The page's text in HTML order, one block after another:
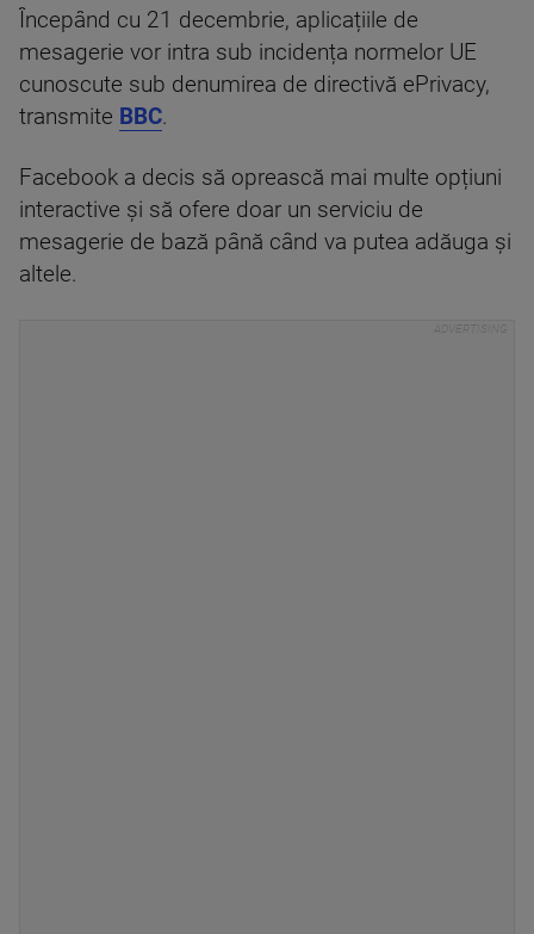
Începând cu 21 decembrie, aplicațiile de
mesagerie vor intra sub incidența normelor UE
cunoscute sub denumirea de directivă ePrivacy,
transmite BBC.
Facebook a decis să oprească mai multe opțiuni
interactive și să ofere doar un serviciu de
mesagerie de bază până când va putea adăuga și
altele.